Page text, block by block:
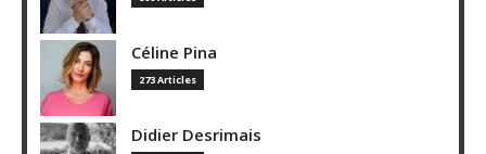
Céline Pina
273 Articles
Didier Desrimais